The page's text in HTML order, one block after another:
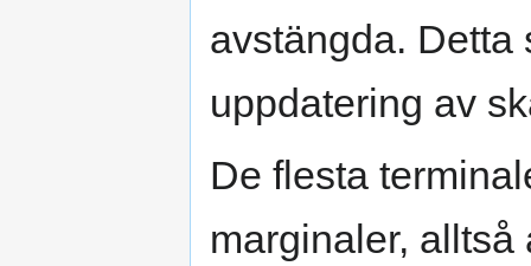
avstängda. Detta
uppdatering av
De flesta
marginaler,